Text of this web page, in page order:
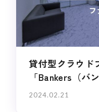
貸付型クラウド
「Bankers（バ
2024.02.21